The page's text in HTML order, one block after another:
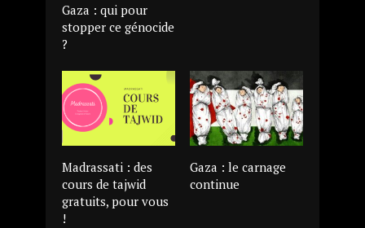
Gaza : qui pour
stopper ce génocide
?
Madrassati : des
cours de tajwid
gratuits, pour vous
!
Gaza : le carnage
continue